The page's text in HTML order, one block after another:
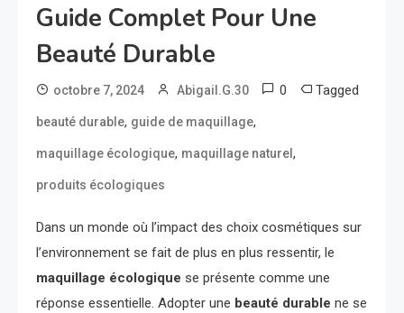
Guide Complet Pour Une
Beauté Durable
octobre 7, 2024 Abigail.G.30 0 Tagged
beauté durable, guide de maquillage,
maquillage écologique, maquillage naturel,
produits écologiques
Dans un monde où l’impact des choix cosmétiques sur
l’environnement se fait de plus en plus ressentir, le
maquillage écologique se présente comme une
réponse essentielle. Adopter une beauté durable ne se